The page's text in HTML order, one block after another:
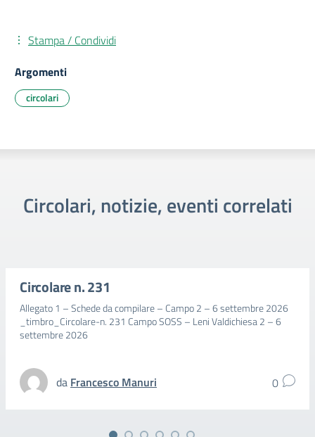
Stampa / Condividi
Argomenti
circolari
Circolari, notizie, eventi correlati
Circolare n. 231
Allegato 1 – Schede da compilare – Campo 2 – 6 settembre 2026
_timbro_Circolare-n. 231 Campo SOSS – Leni Valdichiesa 2 – 6
settembre 2026
da Francesco Manuri 0